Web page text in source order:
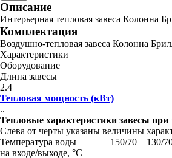
Описание
Интерьерная тепловая завеса Колонна
Комплектация
Воздушно-тепловая завеса Колонна
Характеристики
Оборудование
Длина завесы
2.4
Тепловая мощность (кВт)
..
Тепловые характеристики завесы
Слева от черты указаны величины
Температура воды
на входе/выходе, °С
150/70 130/